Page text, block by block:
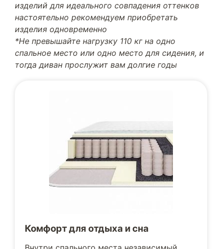
изделий для идеального совпадения оттенков
настоятельно рекомендуем приобретать
изделия одновременно
*Не превышайте нагрузку 110 кг на одно
спальное место или одно место для сидения, и
тогда диван прослужит вам долгие годы
Комфорт для отдыха и сна